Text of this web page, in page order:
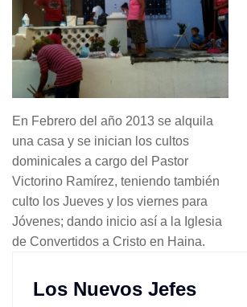
En Febrero del año 2013 se alquila
una casa y se inician los cultos
dominicales a cargo del Pastor
Victorino Ramírez, teniendo también
culto los Jueves y los viernes para
Jóvenes; dando inicio así a la Iglesia
de Convertidos a Cristo en Haina.
Los Nuevos Jefes